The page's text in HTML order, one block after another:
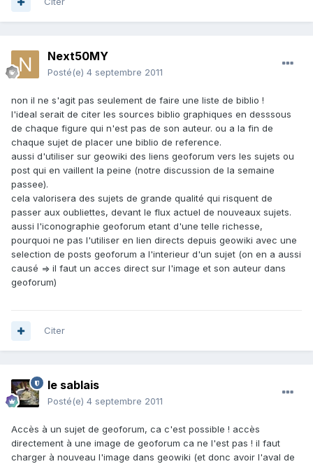
Next50MY
Posté(e) 4 septembre 2011
non il ne s'agit pas seulement de faire une liste de biblio !
l'ideal serait de citer les sources biblio graphiques en desssous
de chaque figure qui n'est pas de son auteur. ou a la fin de
chaque sujet de placer une biblio de reference.
aussi d'utiliser sur geowiki des liens geoforum vers les sujets ou
post qui en vaillent la peine (notre discussion de la semaine
passee).
cela valorisera des sujets de grande qualité qui risquent de
passer aux oubliettes, devant le flux actuel de nouveaux sujets.
aussi l'iconographie geoforum etant d'une telle richesse,
pourquoi ne pas l'utiliser en lien directs depuis geowiki avec une
selection de posts geoforum a l'interieur d'un sujet (on en a aussi
causé => il faut un acces direct sur l'image et son auteur dans
geoforum)
Citer
le sablais
Posté(e) 4 septembre 2011
Accès à un sujet de geoforum, ca c'est possible ! accès
directement à une image de geoforum ca ne l'est pas ! il faut
charger à nouveau l'image dans geowiki (et donc avoir l'aval de